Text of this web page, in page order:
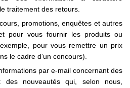
traitement des retours.
promotions, enquêtes et autres
pour vous fournir les produits ou
pour vous remettre un prix
le cadre d’un concours).
par e-mail concernant des
nouveautés qui, selon nous,